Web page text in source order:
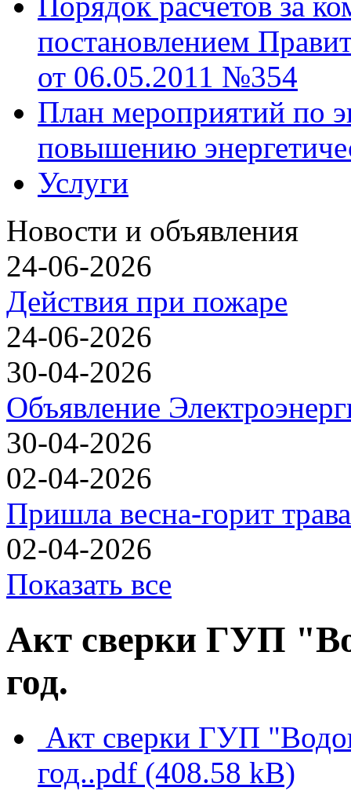
постановлением
от 06.05.2011 №354
План мероприятий по
повышению
Услуги
Новости и объявления
24-06-2026
Действия при пожаре
24-06-2026
30-04-2026
Объявление
30-04-2026
02-04-2026
Пришла весна-горит трава
02-04-2026
Показать все
Акт сверки ГУП
год.
Акт сверки ГУП
год..pdf (408.58 kB)